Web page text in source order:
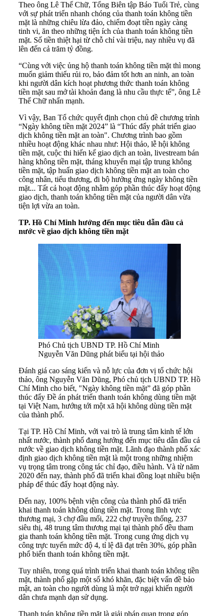
Theo ông Lê Thế Chữ, Tổng Biên tập Báo Tuổi Trẻ, cùng
với sự phát triển nhanh chóng của thanh toán không tiền
mặt là những chiêu lừa đảo, chiếm đoạt tiền ngày càng
tinh vi, ăn theo những tiện ích của thanh toán không tiền
mặt. Số tiền thiệt hại từ chỗ chỉ vài triệu, nay nhiều vụ đã
lên đến cả trăm tỷ đồng.
“Cùng với việc ủng hộ thanh toán không tiền mặt thì mong
muốn giảm thiểu rủi ro, bảo đảm tốt hơn an ninh, an toàn
khi người dân kích hoạt phương thức thanh toán không
tiền mặt sau mở tài khoản đang là nhu cầu thực tế”, ông Lê
Thế Chữ nhấn mạnh.
Vì vậy, Ban Tổ chức quyết định chọn chủ đề chương trình
“Ngày không tiền mặt 2024” là “Thúc đẩy phát triển giao
dịch không tiền mặt an toàn". Chương trình bao gồm
nhiều hoạt động khác nhau như: Hội thảo, lễ hội không
tiền mặt, cuộc thi hiến kế giao dịch an toàn, livestream bán
hàng không tiền mặt, tháng khuyến mại tập trung không
tiền mặt, tập huấn giao dịch không tiền mặt an toàn cho
công nhân, tiểu thương, đi bộ hưởng ứng ngày không tiền
mặt... Tất cả hoạt động nhằm góp phần thúc đẩy hoạt động
giao dịch, thanh toán không tiền mặt của người dân vừa
tiện lợi vừa an toàn.
TP. Hồ Chí Minh hướng đến mục tiêu dẫn đầu cả
nước về giao dịch không tiền mặt
Phó Chủ tịch UBND TP. Hồ Chí Minh
Nguyễn Văn Dũng phát biểu tại hội thảo
Đánh giá cao sáng kiến và nỗ lực của đơn vị tổ chức hội
thảo, ông Nguyễn Văn Dũng, Phó chủ tịch UBND TP. Hồ
Chí Minh cho biết, "Ngày không tiền mặt” đã góp phần
thúc đẩy Đề án phát triển thanh toán không dùng tiền mặt
tại Việt Nam, hướng tới một xã hội không dùng tiền mặt
của thành phố.
Tại TP. Hồ Chí Minh, với vai trò là trung tâm kinh tế lớn
nhất nước, thành phố đang hướng đến mục tiêu dẫn đầu cả
nước về giao dịch không tiền mặt. Lãnh đạo thành phố xác
định giao dịch không tiền mặt là một trong những nhiệm
vụ trọng tâm trong công tác chỉ đạo, điều hành. Và từ năm
2020 đến nay, thành phố đã triển khai đồng loạt nhiều biện
pháp để thúc đẩy hoạt động này.
Đến nay, 100% bệnh viện công của thành phố đã triển
khai thanh toán không dùng tiền mặt. Trong lĩnh vực
thương mại, 3 chợ đầu mối, 222 chợ truyền thống, 237
siêu thị, 48 trung tâm thương mại tại thành phố đều tham
gia thanh toán không tiền mặt. Trong cung ứng dịch vụ
công trực tuyến mức độ 4, tỉ lệ đã đạt trên 30%, góp phần
phổ biến thanh toán không tiền mặt.
Tuy nhiên, trong quá trình triển khai thanh toán không tiền
mặt, thành phố gặp một số khó khăn, đặc biệt vấn đề bảo
mật, an toàn cho người dùng là một trở ngại khiến người
dân chưa mạnh dạn sử dụng.
Thanh toán không tiền mặt là giải pháp quan trọng góp